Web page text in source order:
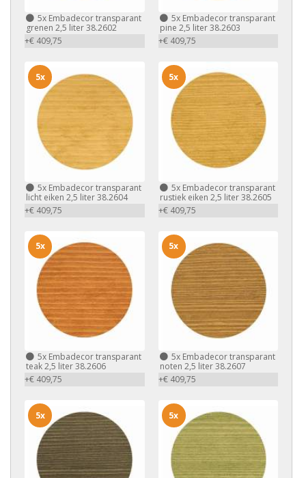
5x Embadecor transparant
grenen 2,5 liter 38.2602
+€ 409,75
5xEmbadecor transparant
pine 2,5 liter 38.2603
+€ 409,75
5x Embadecor transparant
licht eiken 2,5 liter 38.2604
+€ 409,75
5x
5xEmbadecor transparant
rustiek eiken 2,5 liter 38.2605
+€ 409,75
5x
5x Embadecor transparant
teak 2,5 liter 38.2606
+€ 409,75
5x
5xEmbadecor transparant
noten 2,5 liter 38.2607
+€ 409,75
5x
5x 5x